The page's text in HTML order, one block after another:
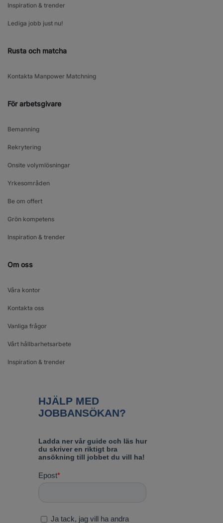
Inspiration & trender
Lediga jobb just nu!
Rusta och matcha
Kontakta Manpower Matchning
För arbetsgivare
Bemanning
Rekrytering
Onsite volymlösningar
Yrkesområden
Be om offert
Grön kompetens
Inspiration & trender
Om oss
Våra kontor
Kontakta oss
Vanliga frågor
Vårt hållbarhetsarbete
Inspiration & trender